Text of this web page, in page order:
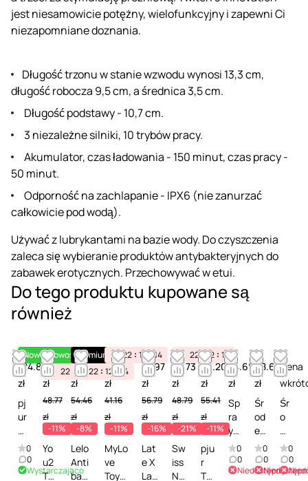
jest niesamowicie potężny, wielofunkcyjny i zapewni Ci
niezapomniane doznania.
Długość trzonu w stanie wzwodu wynosi 13,3 cm,
długość robocza 9,5 cm, a średnica 3,5 cm.
Długość podstawy - 10,7 cm.
3 niezależne silniki, 10 trybów pracy.
Akumulator, czas ładowania - 150 minut, czas pracy -
50 minut.
Odporność na zachlapanie - IPX6 (nie zanurzać
całkowicie pod wodą).
Używać z lubrykantami na bazie wody. Do czyszczenia
zaleca się wybieranie produktów antybakteryjnych do
zabawek erotycznych. Przechowywać w etui.
Do tego produktu kupowane są
również
Nowość
124.87
zł
pj
ur
C
ul
t -
Śr
0
0
Wystarczająco
Nowość
22
12 14
43.41
zł
48.77
zł
-11%
Yo
u2
To
Premium
22
12 14
50.10
zł
54.46
zł
-8%
Lelo
Anti
bac
22 12 14
36.63
zł
41.16
zł
-11%
MyLo
ve
Toy
47.97
zł
56.79
zł
-16%
Lat
e X
Lat
22 12 14
38.73
zł
48.79
zł
-21%
Sw
iss
Na
49.20
zł
55.41
zł
-11%
pju
r
To
24.60
zł
Sp
ra
y
de
zy
nf
0
0
Niedostępny
68.66
zł
Śr
od
ek
do
cz
ys
0
0
Cena
Śr
o
d
e
k
c
0
0